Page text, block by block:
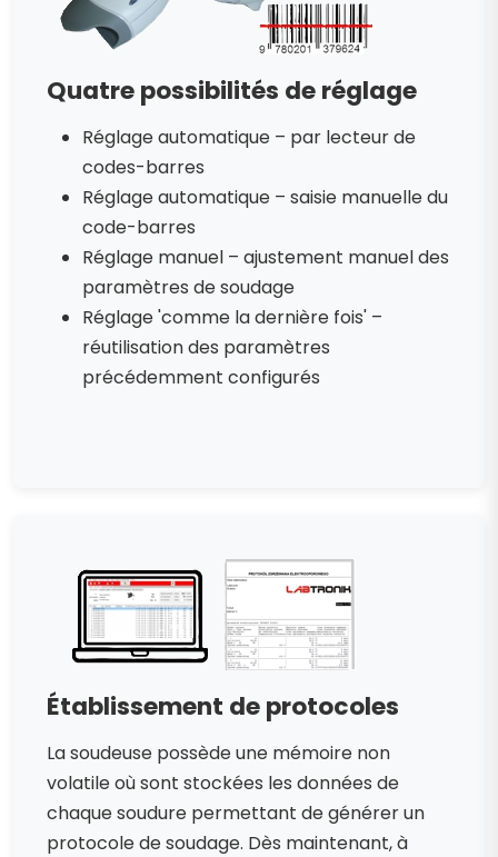
Quatre possibilités de réglage
Réglage automatique – par lecteur de
codes-barres
Réglage automatique – saisie manuelle du
code-barres
Réglage manuel – ajustement manuel des
paramètres de soudage
Réglage 'comme la dernière fois' –
réutilisation des paramètres
précédemment configurés
Établissement de protocoles
La soudeuse possède une mémoire non
volatile où sont stockées les données de
chaque soudure permettant de générer un
protocole de soudage. Dès maintenant, à